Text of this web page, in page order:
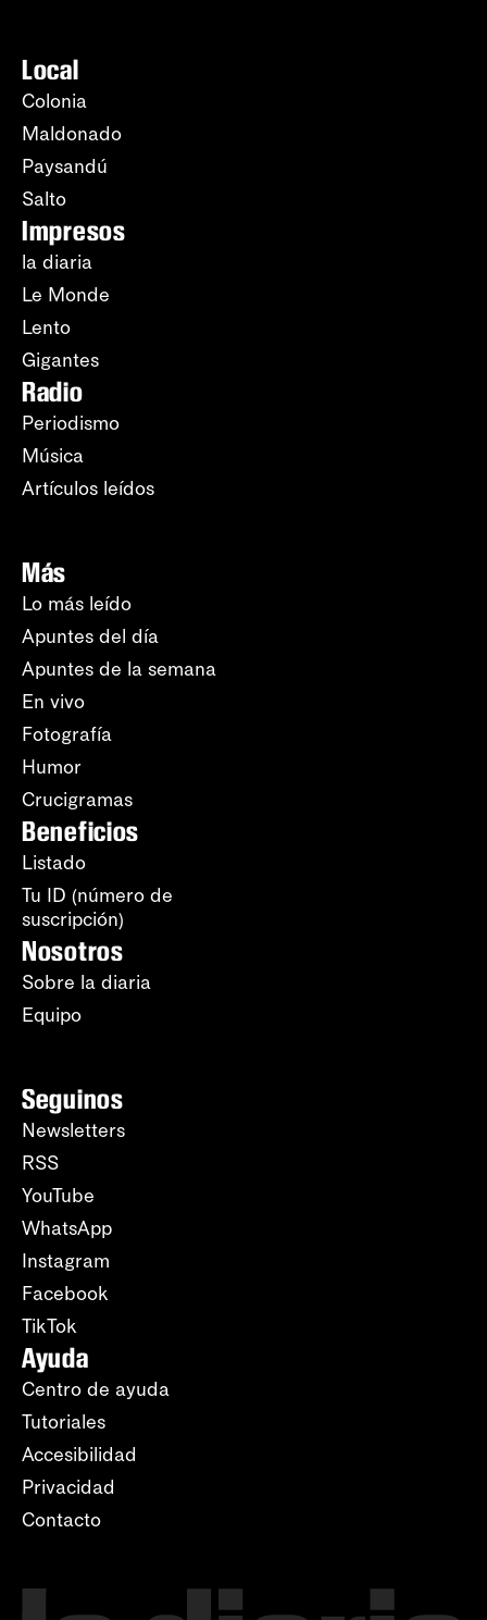
Local
Colonia
Maldonado
Paysandú
Salto
Impresos
la diaria
Le Monde
Lento
Gigantes
Radio
Periodismo
Música
Artículos leídos
Más
Lo más leído
Apuntes del día
Apuntes de la semana
En vivo
Fotografía
Humor
Crucigramas
Beneficios
Listado
Tu ID (número de
suscripción)
Nosotros
Sobre la diaria
Equipo
Seguinos
Newsletters
RSS
YouTube
WhatsApp
Instagram
Facebook
TikTok
Ayuda
Centro de ayuda
Tutoriales
Accesibilidad
Privacidad
Contacto